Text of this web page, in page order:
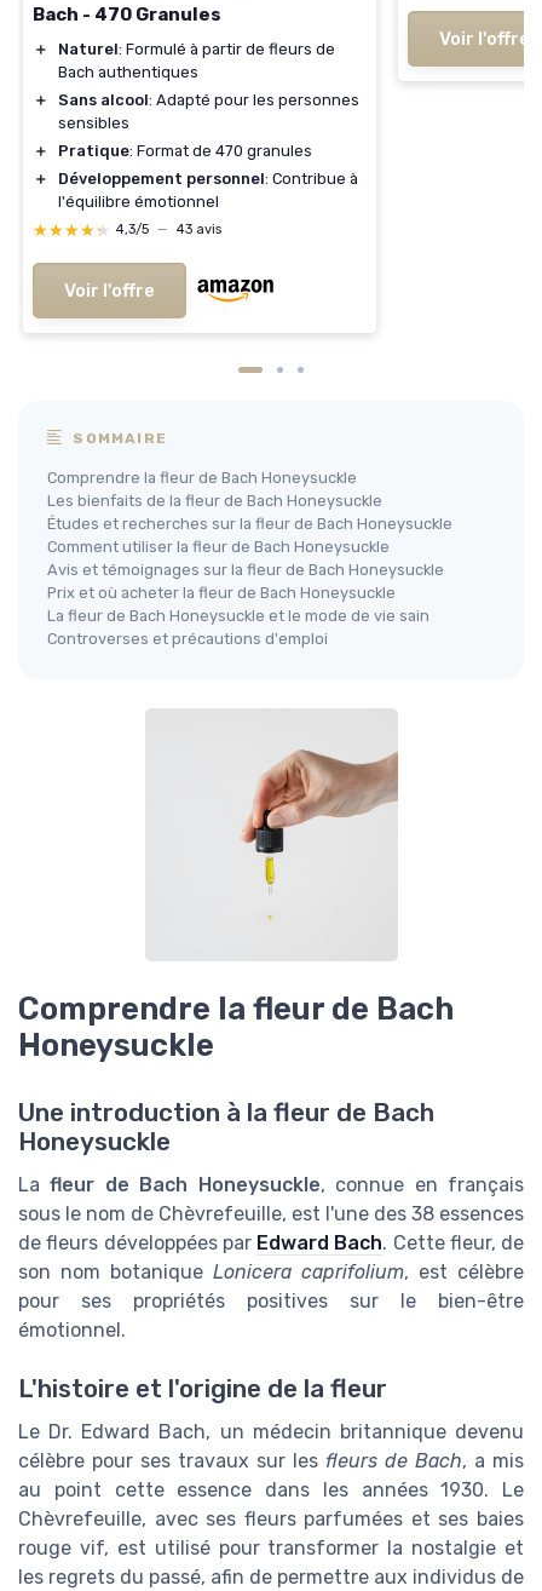
Bach - 470 Granules
＋ Naturel: Formulé à partir de fleurs de
Bach authentiques
＋
Sans alcool: Adapté pour les personnes
sensibles
＋
Pratique: Format de 470 granules
＋
Développement personnel: Contribue à
l'équilibre émotionnel
★★★★★
★★★★★ 4,3/5 — 43 avis
Voir l'offre
Voir l'offre
SOMMAIRE
Comprendre la fleur de Bach Honeysuckle
Les bienfaits de la fleur de Bach Honeysuckle
Études et recherches sur la fleur de Bach Honeysuckle
Comment utiliser la fleur de Bach Honeysuckle
Avis et témoignages sur la fleur de Bach Honeysuckle
Prix et où acheter la fleur de Bach Honeysuckle
La fleur de Bach Honeysuckle et le mode de vie sain
Controverses et précautions d'emploi
Comprendre la fleur de Bach
Honeysuckle
Une introduction à la fleur de Bach
Honeysuckle
Lafleur de Bach Honeysuckle, connue en français
sous le nom de Chèvrefeuille, est l'une des 38 essences
de fleurs développées par Edward Bach. Cette fleur, de
son nom botanique Lonicera caprifolium, est célèbre
pour ses propriétés positives sur le bien-être
émotionnel.
L'histoire et l'origine de la fleur
Le Dr. Edward Bach, un médecin britannique devenu
célèbre pour ses travaux sur les fleurs de Bach, a mis
au point cette essence dans les années 1930. Le
Chèvrefeuille, avec ses fleurs parfumées et ses baies
rouge vif, est utilisé pour transformer la nostalgie et
les regrets du passé, afin de permettre aux individus de